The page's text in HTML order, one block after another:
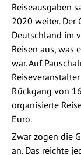
Reiseausgaben
2020 weiter. Der
Deutschland im
Reisen aus, was
war. Auf
Rückgang von
organisierte
Euro.
Zwar zogen die
an. Das reichte